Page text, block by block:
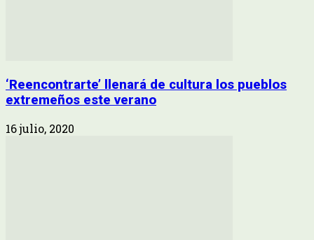
‘Reencontrarte’ llenará de cultura los pueblos
extremeños este verano
16 julio, 2020